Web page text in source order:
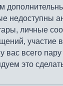
недоступны
личные
участие в
вас всего пару
это